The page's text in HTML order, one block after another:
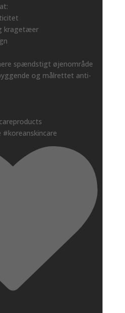
kragetæer
spændstigt øjenområde
og målrettet anti-